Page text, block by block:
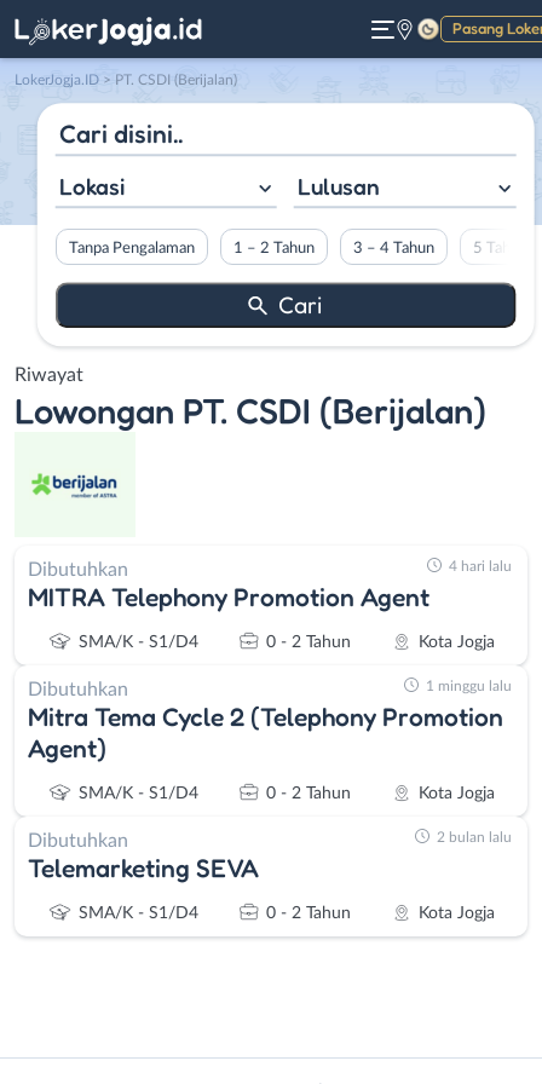
Pasang
Gelap
LokerJogja.ID > PT. CSDI (Berijalan)
Lokasi Lulusan
Tanpa Pengalaman 1 – 2 Tahun 3 – 4 Tahun 5 Tahun
Riwayat
Lowongan PT. CSDI (Berijalan)
Dibutuhkan
MITRA Telephony Promotion Agent
SMA/K - S1/D4 0 - 2 Tahun Kota Jogja
4 hari lalu
Dibutuhkan
Mitra Tema Cycle 2 (Telephony Promotion
Agent)
SMA/K - S1/D4 0 - 2 Tahun Kota Jogja
1 minggu lalu
Dibutuhkan
Telemarketing SEVA
SMA/K - S1/D4 0 - 2 Tahun Kota Jogja
2 bulan lalu
Administrasi
Bantul